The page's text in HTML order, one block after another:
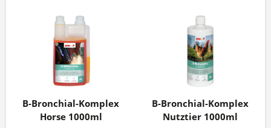
B-Bronchial-Komplex
Horse 1000ml
B-Bronchial-Komplex
Nutztier 1000ml